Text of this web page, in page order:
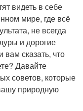
видеть в себе
мире, где всё
не всегда
и дорогие
вам сказать, что
Давайте
советов, которые
природную